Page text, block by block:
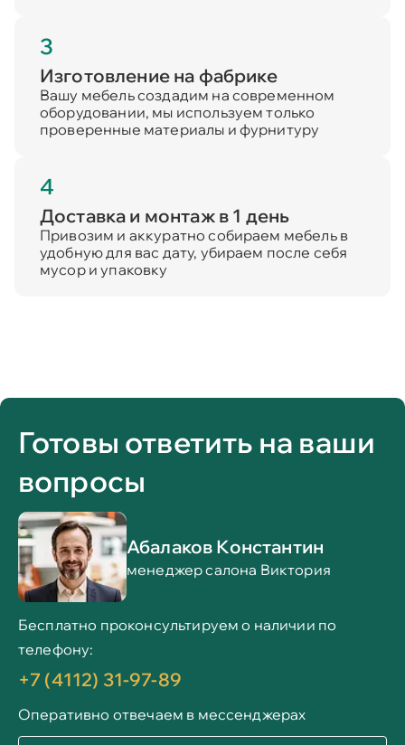
3
Изготовление на фабрике
Вашу мебель создадим на современном
оборудовании, мы используем только
проверенные материалы и фурнитуру
4
Доставка и монтаж в 1 день
Привозим и аккуратно собираем мебель в
удобную для вас дату, убираем после себя
мусор и упаковку
Готовы ответить на ваши
вопросы
Абалаков Константин
менеджер салона Виктория
Бесплатно проконсультируем о наличии по
телефону:
+7 (4112) 31-97-89
Оперативно отвечаем в мессенджерах